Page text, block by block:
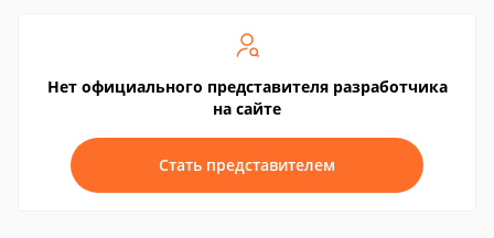
Нет официального представителя разработчика
на сайте
Стать представителем